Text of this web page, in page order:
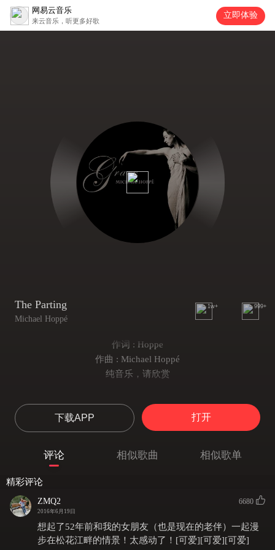
网易云音乐
来云音乐，听更多好歌
立即体验
The Parting
Michael Hoppé
1w+ 999+
作词 : Hoppe
作曲 : Michael Hoppé
纯音乐，请欣赏
下载APP 打开
评论 相似歌曲 相似歌单
精彩评论
ZMQ2
2016年6月19日
6680
想起了52年前和我的女朋友（也是现在的老伴）一起漫
步在松花江畔的情景！太感动了！[可爱][可爱][可爱]